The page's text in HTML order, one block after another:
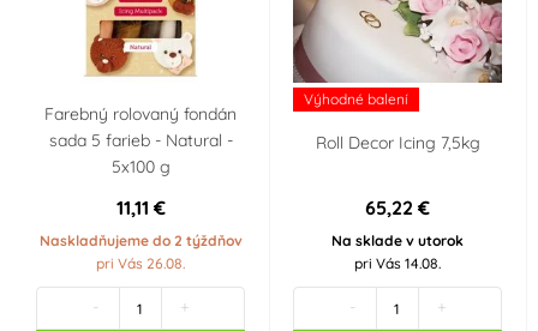
Farebný rolovaný fondán
sada 5 farieb - Natural -
5x100 g
11,11 €
Naskladňujeme do 2 týždňov
pri Vás 26.08.
- +
Výhodné balení
Roll Decor Icing 7,5kg
65,22 €
Na sklade v utorok
pri Vás 14.08.
- +